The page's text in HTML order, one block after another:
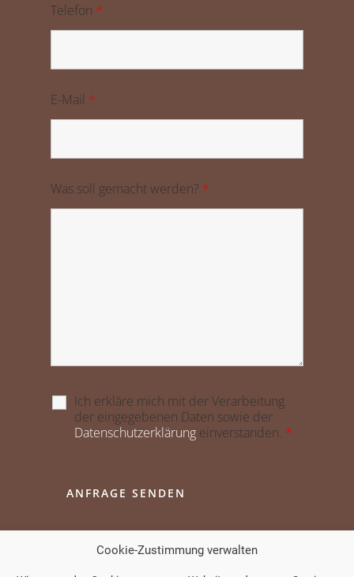
Cookie-Zustimmung verwalten
Telefon *
E-Mail *
Was soll gemacht werden? *
Ich erkläre mich mit der Verarbeitung
der eingegebenen Daten sowie der
Datenschutzerklärung einverstanden. *